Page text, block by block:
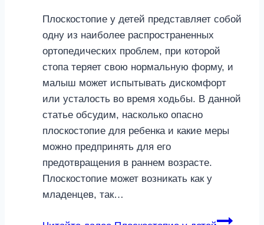
Плоскостопие у детей представляет собой
одну из наиболее распространенных
ортопедических проблем, при которой
стопа теряет свою нормальную форму, и
малыш может испытывать дискомфорт
или усталость во время ходьбы. В данной
статье обсудим, насколько опасно
плоскостопие для ребенка и какие меры
можно предпринять для его
предотвращения в раннем возрасте.
Плоскостопие может возникать как у
младенцев, так…